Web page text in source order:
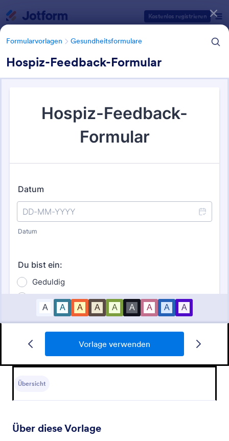
Kostenlos registrieren
Formularvorlagen Gesundheitsformulare
Hospiz-Feedback-Formular
Vorlage verwenden
Übersicht
Über diese Vorlage
Formularvorlagen Gesundheitsformulare
Hospizformulare
Krankheit ist ein Dokument, das von vielen
verlangt wird.
Formularvorlagen Kategorien